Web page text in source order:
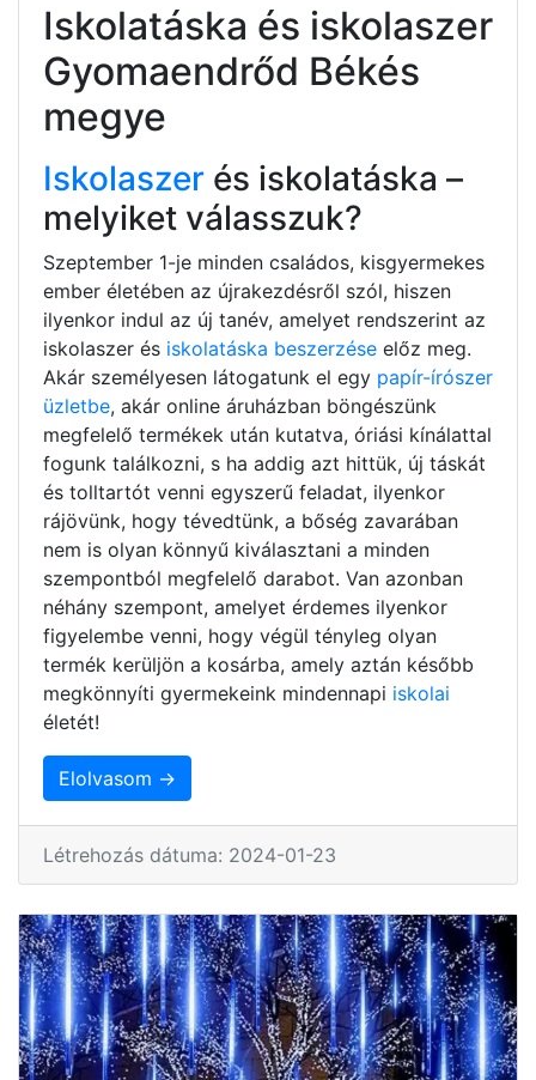
Iskolatáska és iskolaszer
Gyomaendrőd Békés
megye
Iskolaszer és iskolatáska –
melyiket válasszuk?
Szeptember 1-je minden családos, kisgyermekes
ember életében az újrakezdésről szól, hiszen
ilyenkor indul az új tanév, amelyet rendszerint az
iskolaszer és iskolatáska beszerzése előz meg.
Akár személyesen látogatunk el egy papír-írószer
üzletbe, akár online áruházban böngészünk
megfelelő termékek után kutatva, óriási kínálattal
fogunk találkozni, s ha addig azt hittük, új táskát
és tolltartót venni egyszerű feladat, ilyenkor
rájövünk, hogy tévedtünk, a bőség zavarában
nem is olyan könnyű kiválasztani a minden
szempontból megfelelő darabot. Van azonban
néhány szempont, amelyet érdemes ilyenkor
figyelembe venni, hogy végül tényleg olyan
termék kerüljön a kosárba, amely aztán később
megkönnyíti gyermekeink mindennapi iskolai
életét!
Elolvasom →
Létrehozás dátuma: 2024-01-23